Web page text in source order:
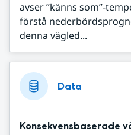
avser ”känns som”-
förstå
denna vägled...
Data
Konsekvensbaserade